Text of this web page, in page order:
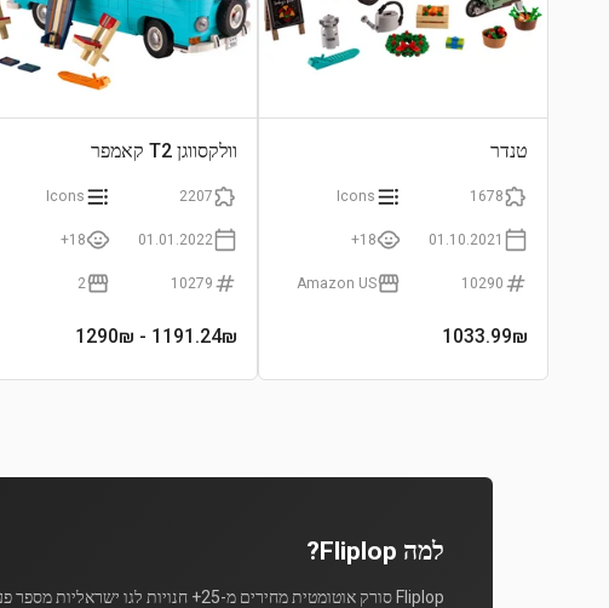
טנדר
1678
Icons
01.10.2021
18+
10290
Amazon US
1033.99₪
וולקסווגן T2 קאמפר
2207
Icons
01.01.2022
18+
10279
2
1191.24₪
- 1290₪
למה Fliplop?
Fliplop סורק אוטומטית מחירים מ-25+ חנויות לגו ישראליות מספר פעמים ביום.